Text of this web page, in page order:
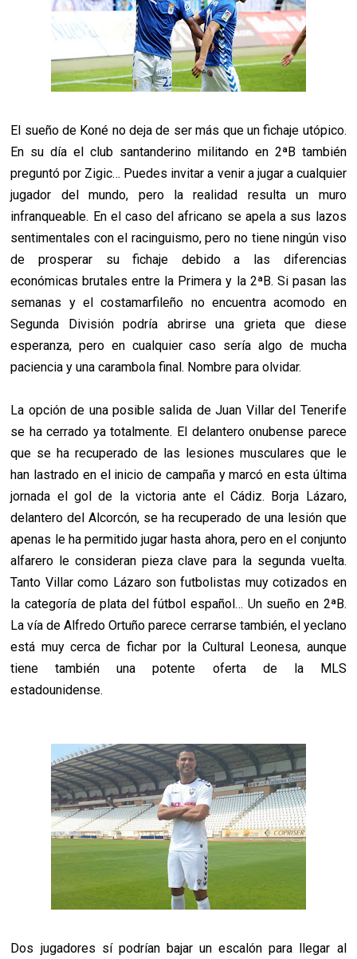
El sueño de Koné no deja de ser más que un fichaje utópico.
En su día el club santanderino militando en 2ªB también
preguntó por Zigic… Puedes invitar a venir a jugar a cualquier
jugador del mundo, pero la realidad resulta un muro
infranqueable. En el caso del africano se apela a sus lazos
sentimentales con el racinguismo, pero no tiene ningún viso
de prosperar su fichaje debido a las diferencias
económicas brutales entre la Primera y la 2ªB. Si pasan las
semanas y el costamarfileño no encuentra acomodo en
Segunda División podría abrirse una grieta que diese
esperanza, pero en cualquier caso sería algo de mucha
paciencia y una carambola final. Nombre para olvidar.
La opción de una posible salida de Juan Villar del Tenerife
se ha cerrado ya totalmente. El delantero onubense parece
que se ha recuperado de las lesiones musculares que le
han lastrado en el inicio de campaña y marcó en esta última
jornada el gol de la victoria ante el Cádiz. Borja Lázaro,
delantero del Alcorcón, se ha recuperado de una lesión que
apenas le ha permitido jugar hasta ahora, pero en el conjunto
alfarero le consideran pieza clave para la segunda vuelta.
Tanto Villar como Lázaro son futbolistas muy cotizados en
la categoría de plata del fútbol español… Un sueño en 2ªB.
La vía de Alfredo Ortuño parece cerrarse también, el yeclano
está muy cerca de fichar por la Cultural Leonesa, aunque
tiene también una potente oferta de la MLS
estadounidense.
Dos jugadores sí podrían bajar un escalón para llegar al